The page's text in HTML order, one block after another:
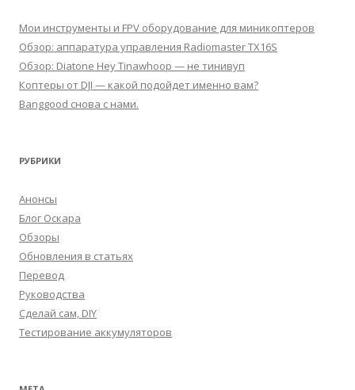
Мои инструменты и FPV оборудование для миникоптеров
Обзор: аппаратура управления Radiomaster TX16S
Обзор: Diatone Hey Tinawhoop — не тинивуп
Коптеры от DJI — какой подойдет именно вам?
Banggood снова с нами.
РУБРИКИ
Анонсы
Блог Оскара
Обзоры
Обновления в статьях
Перевод
Руководства
Сделай сам, DIY
Тестирование аккумуляторов